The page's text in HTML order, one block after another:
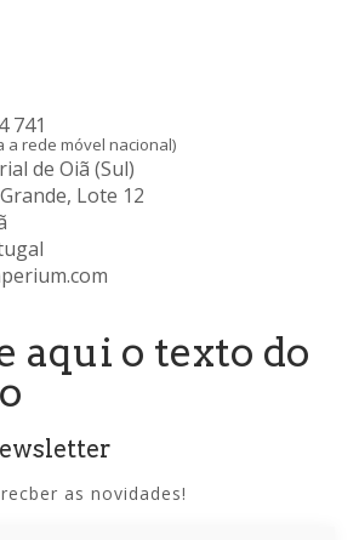
741
a rede móvel nacional)
de Oiã (Sul)
Lote 12
aqui o texto do
as novidades!